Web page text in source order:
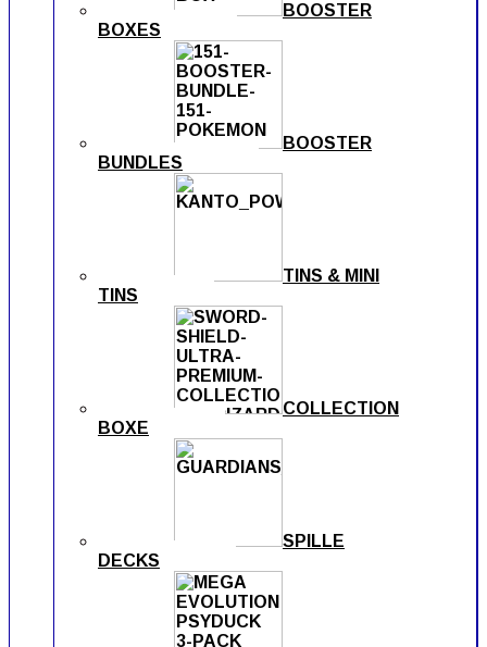
BOOSTER
BOXES
BOOSTER
BUNDLES
TINS & MINI
TINS
COLLECTION
BOXE
SPILLE
DECKS